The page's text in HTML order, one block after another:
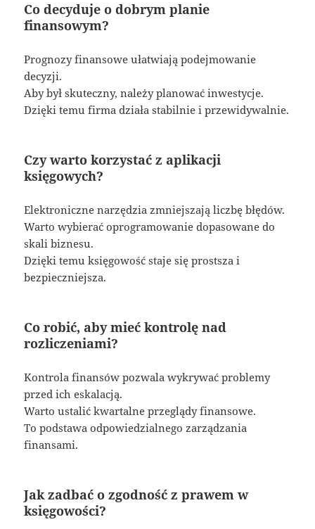
Co decyduje o dobrym planie
finansowym?
Prognozy finansowe ułatwiają podejmowanie
decyzji.
Aby był skuteczny, należy planować inwestycje.
Dzięki temu firma działa stabilnie i przewidywalnie.
Czy warto korzystać z aplikacji
księgowych?
Elektroniczne narzędzia zmniejszają liczbę błędów.
Warto wybierać oprogramowanie dopasowane do
skali biznesu.
Dzięki temu księgowość staje się prostsza i
bezpieczniejsza.
Co robić, aby mieć kontrolę nad
rozliczeniami?
Kontrola finansów pozwala wykrywać problemy
przed ich eskalacją.
Warto ustalić kwartalne przeglądy finansowe.
To podstawa odpowiedzialnego zarządzania
finansami.
Jak zadbać o zgodność z prawem w
księgowości?